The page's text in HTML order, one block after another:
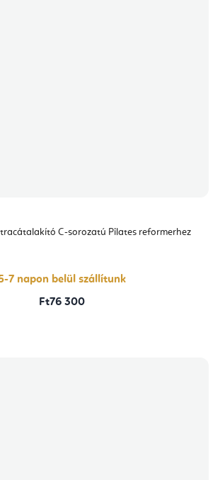
C-sorozatú Pilates reformerhez
7 napon belül szállítunk
Ft76 300